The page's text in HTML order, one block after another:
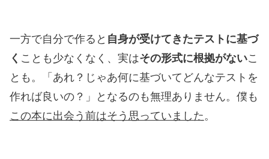
一方で自分で作ると 自身が受けてきたテストに基づ
く ことも少なくなく、実はその形式に根拠がないこ
とも。「あれ？じゃあ何に基づいてどんなテストを
作れば良いの？」となるのも無理ありません。僕も
この本に出会う前はそう思っていました。